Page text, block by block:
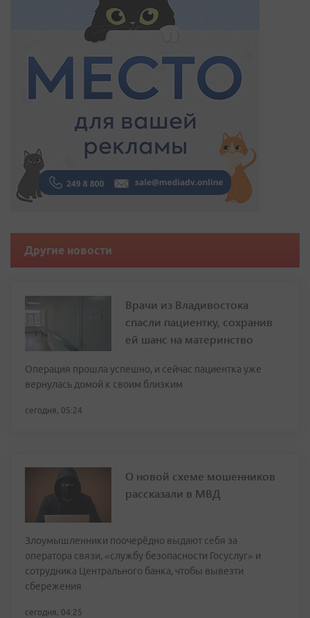
Другие новости
Врачи из Владивостока
спасли пациентку, сохранив
ей шанс на материнство
Операция прошла успешно, и сейчас пациентка уже
вернулась домой к своим близким
сегодня, 05:24
О новой схеме мошенников
рассказали в МВД
Злоумышленники поочерёдно выдают себя за
оператора связи, «службу безопасности Госуслуг» и
сотрудника Центрального банка, чтобы вывезти
сбережения
сегодня, 04:25